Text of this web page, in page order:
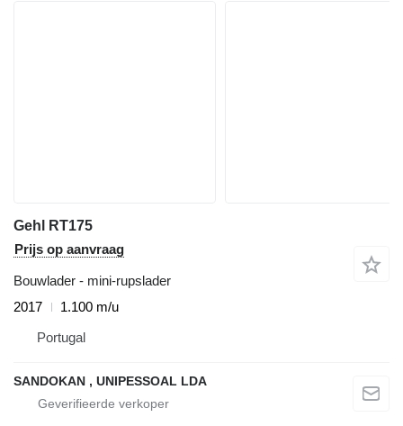
Gehl RT175
Prijs op aanvraag
Bouwlader - mini-rupslader
2017
1.100 m/u
Portugal
SANDOKAN , UNIPESSOAL LDA